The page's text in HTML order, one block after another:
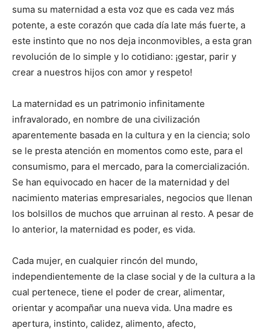
suma su maternidad a esta voz que es cada vez más
potente, a este corazón que cada día late más fuerte, a
este instinto que no nos deja inconmovibles, a esta gran
revolución de lo simple y lo cotidiano: ¡gestar, parir y
crear a nuestros hijos con amor y respeto!
La maternidad es un patrimonio infinitamente
infravalorado, en nombre de una civilización
aparentemente basada en la cultura y en la ciencia; solo
se le presta atención en momentos como este, para el
consumismo, para el mercado, para la comercialización.
Se han equivocado en hacer de la maternidad y del
nacimiento materias empresariales, negocios que llenan
los bolsillos de muchos que arruinan al resto. A pesar de
lo anterior, la maternidad es poder, es vida.
Cada mujer, en cualquier rincón del mundo,
independientemente de la clase social y de la cultura a la
cual pertenece, tiene el poder de crear, alimentar,
orientar y acompañar una nueva vida. Una madre es
apertura, instinto, calidez, alimento, afecto,